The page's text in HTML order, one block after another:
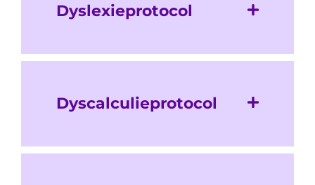
Dyslexieprotocol
Dyscalculieprotocol